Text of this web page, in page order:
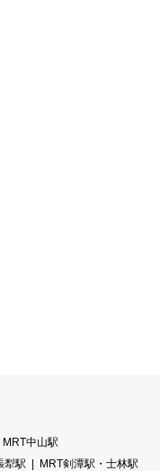
MRT中山駅
犁駅
MRT剣潭駅・士林駅